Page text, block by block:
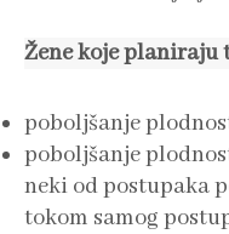
Žene koje planiraju
poboljšanje
poboljšanje
neki od postupaka
tokom samog